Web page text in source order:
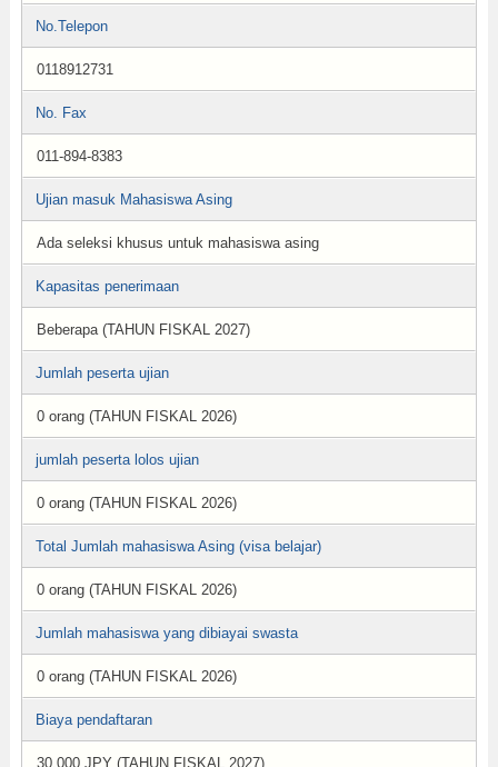
No.Telepon
0118912731
No. Fax
011-894-8383
Ujian masuk Mahasiswa Asing
Ada seleksi khusus untuk mahasiswa asing
Kapasitas penerimaan
Beberapa (TAHUN FISKAL 2027)
Jumlah peserta ujian
0 orang (TAHUN FISKAL 2026)
jumlah peserta lolos ujian
0 orang (TAHUN FISKAL 2026)
Total Jumlah mahasiswa Asing (visa belajar)
0 orang (TAHUN FISKAL 2026)
Jumlah mahasiswa yang dibiayai swasta
0 orang (TAHUN FISKAL 2026)
Biaya pendaftaran
30,000 JPY (TAHUN FISKAL 2027)